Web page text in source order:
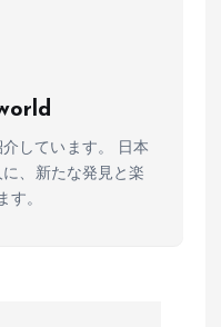
しています。 日本
、新たな発見と楽
す。